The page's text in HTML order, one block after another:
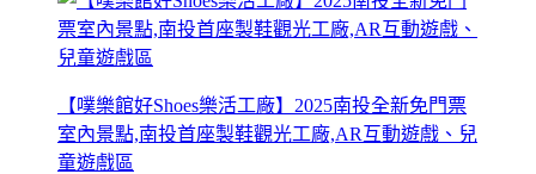
【噗樂館好Shoes樂活工廠】2025南投全新免門票
室內景點,南投首座製鞋觀光工廠,AR互動遊戲、兒
童遊戲區